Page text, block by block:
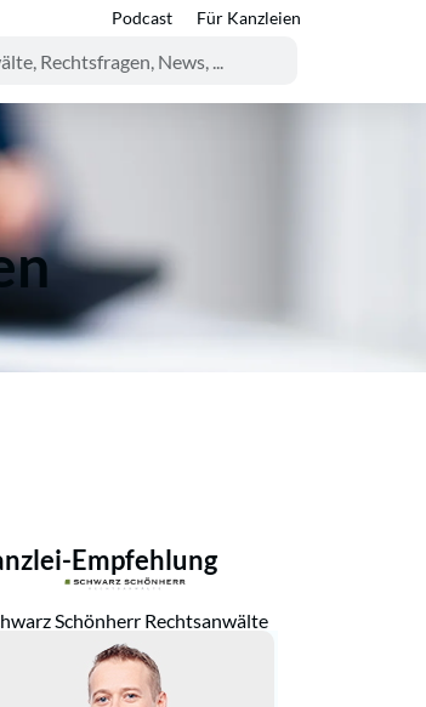
Podcast Für Kanzleien
Empfehlung
Schönherr Rechtsanwälte